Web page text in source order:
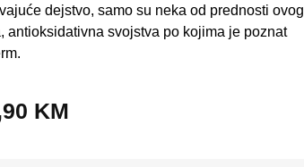
dejstvo, samo su neka od prednosti ovog
antioksidativna svojstva po kojima je poznat
KM